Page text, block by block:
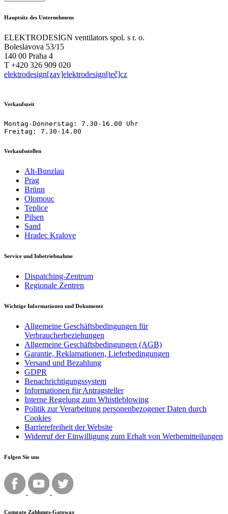
Hauptsitz des Unternehmens
ELEKTRODESIGN ventilators spol. s r. o.
Boleslavova 53/15
140 00 Praha 4
T +420 326 909 020
elektrodesign[zav]elektrodesign[teč]cz
Verkaufszeit
Montag-Donnerstag: 7.30-16.00 Uhr
Freitag: 7.30-14.00
Verkaufsstellen
Alt-Bunzlau
Prag
Brünn
Olomouc
Teplice
Pilsen
Sand
Hradec Kralove
Service und Inbetriebnahme
Dispatching-Zentrum
Regionale Zentren
Wichtige Informationen und Dokumente
Allgemeine Geschäftsbedingungen für
Verbraucherbeziehungen
Allgemeine Geschäftsbedingungen (AGB)
Garantie, Reklamationen, Lieferbedingungen
Versand und Bezahlung
GDPR
Benachrichtigungssystem
Informationen für Antragsteller
Interne Regelung zum Whistleblowing
Politik zur Verarbeitung personenbezogener Daten durch
Cookies
Barrierefreiheit der Website
Widerruf der Einwilligung zum Erhalt von Werbemitteilungen
Folgen Sie uns
Comgate Zahlungs-Gateway